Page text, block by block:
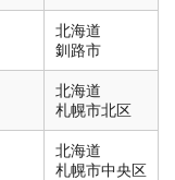
北海道
釧路市
北海道
札幌市北区
北海道
札幌市中央区